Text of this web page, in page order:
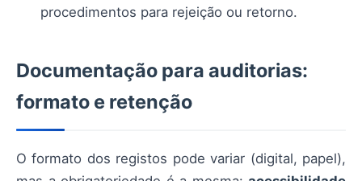
procedimentos para rejeição ou retorno.
Documentação para auditorias:
formato e retenção
O formato dos registos pode variar (digital, papel),